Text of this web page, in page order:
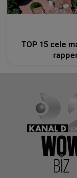
TOP 15 cele